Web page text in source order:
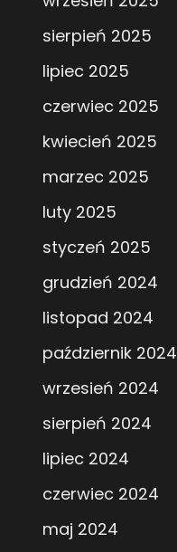
sierpień 2025
lipiec 2025
czerwiec 2025
kwiecień 2025
marzec 2025
luty 2025
styczeń 2025
grudzień 2024
listopad 2024
październik 2024
wrzesień 2024
sierpień 2024
lipiec 2024
czerwiec 2024
maj 2024